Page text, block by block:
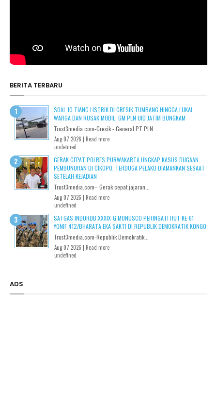
BERITA TERBARU
SOAL 10 TIANG LISTRIK DI GRESIK TUMBANG HINGGA LUKAI
WARGA DAN RUSAK MOBIL, GM PLN UID JATIM BUNGKAM
Trust3media.com-Gresik - General PT PLN...
Aug 07 2026 | Read more
undefined
GERAK CEPAT POLRES PURWAKARTA UNGKAP KASUS DUGAAN
PEMBUNUHAN DI CIKOPO, TERDUGA PELAKU DIAMANKAN SESAAT
SETELAH KEJADIAN
Trust3media.com– Gerak cepat jajaran...
Aug 07 2026 | Read more
undefined
SATGAS INDORDB XXXIX-G MONUSCO PERINGATI HUT KE-61
YONIF 412/BHARATA EKA SAKTI DI REPUBLIK DEMOKRATIK KONGO
Trust3media.com-Republik Demokratik...
Aug 07 2026 | Read more
undefined
ADS